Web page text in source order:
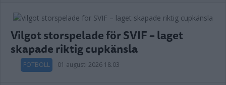
Vilgot storspelade för SVIF – laget
skapade riktig cupkänsla
FOTBOLL 01 augusti 2026 18.03